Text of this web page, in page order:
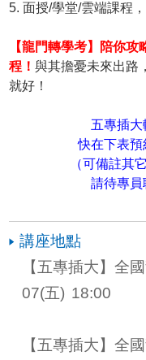
5. 面授/學堂/雲端課程
【龍門轉學考】陪你
程！與其擔憂未來出路
就好！
五專插
快在下表
（可備註其
請待專員
講座地點
【五專插大】全
07(五) 18:00
【五專插大】全